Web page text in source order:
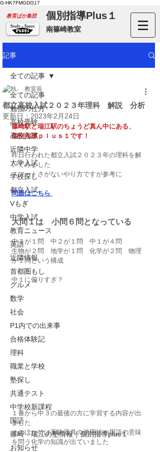
G-HK7FMGDG17
​教育ばか集団 個別指導Plus１
南篠崎教室
記事
全ての記事
勉強の仕方
高校受験
高校入試
近隣中学
大学入試
学校探し
都立入試
Vもぎ
中学入試
教育ニュース
英語
近隣情報
首都圏もし
グルメ
数学
社会
P1内での出来事
合格体験記
理科
職業と学校
塾探し
共通テスト
中学校新課程
国語
篠崎 瑞江の塾情報｜個別指導plus１
お知らせ
全ての記事
都立高校入試２０２３年理科 解説 分析
教室長
更新日： 2023年2月24日
篠崎駅と瑞江駅のちょうど真ん中にある、
個別指導ｐｌｕｓ１です！
昨日行われた都立入試２０２３年の理科を解
いてみました
スマートさがないやり方ですが参考に
問題はこちら
大問１は　小問６問となっている
中３が１問　中２が１問　中１が４問
生物が２問　地学が１問　化学が２問　物理
が１問という構成
中１に偏りすぎ？
１番から中３の最後の方に学習する内容が出
ました
そのほかでは実験器具の使用法や用語の意味
を問う化学の知識が出ていました